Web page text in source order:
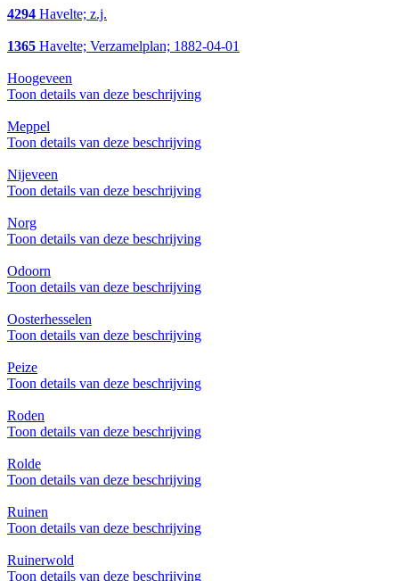
4294 Havelte; z.j.
1365 Havelte; Verzamelplan; 1882-04-01
Hoogeveen
Toon details van deze beschrijving
Meppel
Toon details van deze beschrijving
Nijeveen
Toon details van deze beschrijving
Norg
Toon details van deze beschrijving
Odoorn
Toon details van deze beschrijving
Oosterhesselen
Toon details van deze beschrijving
Peize
Toon details van deze beschrijving
Roden
Toon details van deze beschrijving
Rolde
Toon details van deze beschrijving
Ruinen
Toon details van deze beschrijving
Ruinerwold
Toon details van deze beschrijving